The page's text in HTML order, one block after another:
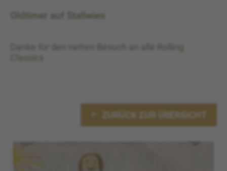
Oldtimer auf Stallwies
Danke für den netten Besuch an alle Rolling
Classics
ZURÜCK ZUR ÜBERSICHT